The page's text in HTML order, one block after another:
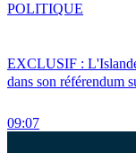
EXCLUSIF :
dans son référendum
09:07
POLITIQUE